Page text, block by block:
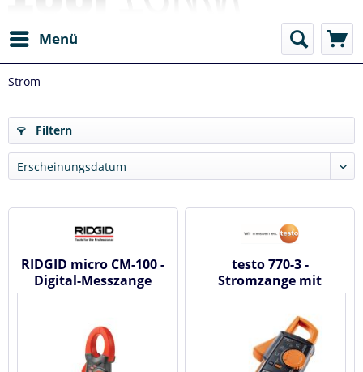
Menü
Strom
Filtern
RIDGID micro CM-100 -
Digital-Messzange
testo 770-3 -
Stromzange mit
Bluetooth®